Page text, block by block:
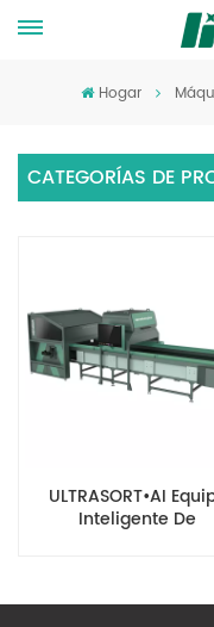
Hogar
CATEGORÍAS DE
ULTRASORT•AI
Inteligente De